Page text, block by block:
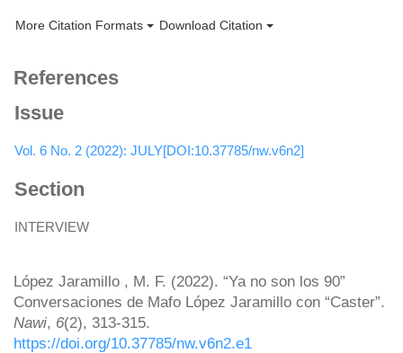
More Citation Formats Download Citation
References
Issue
Vol. 6 No. 2 (2022): JULY[DOI:10.37785/nw.v6n2]
Section
INTERVIEW
López Jaramillo , M. F. (2022). “Ya no son los 90”
Conversaciones de Mafo López Jaramillo con “Caster”.
Nawi, 6(2), 313-315.
https://doi.org/10.37785/nw.v6n2.e1